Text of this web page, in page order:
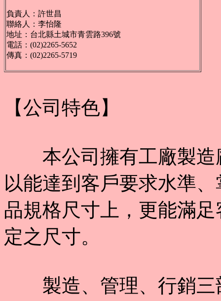
負責人：許世昌
聯絡人：李怡隆
地址：台北縣土城市青雲路396號
電話：(02)2265-5652
傳真：(02)2265-5719
【公司特色】
本公司擁有工廠製造
以能達到客戶要求水準
品規格尺寸上，更能滿
定之尺寸。
製造、管理、行銷三